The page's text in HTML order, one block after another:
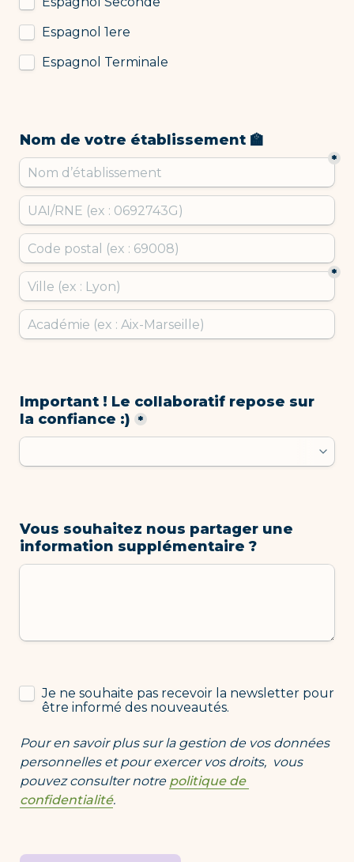
Espagnol Terminale
Nom de votre établissement 🏫
*
*
Important ! Le collaboratif repose sur
la confiance :)
*
Vous souhaitez nous partager une
information supplémentaire ?
NL
Je ne souhaite pas recevoir la newsletter pour
être informé des nouveautés.
Pour en savoir plus sur la gestion de vos données
personnelles et pour exercer vos droits,  vous
pouvez consulter notre politique de
confidentialité.